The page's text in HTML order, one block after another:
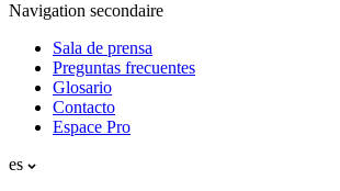
Navigation secondaire
Sala de prensa
Preguntas frecuentes
Glosario
Contacto
Espace Pro
es